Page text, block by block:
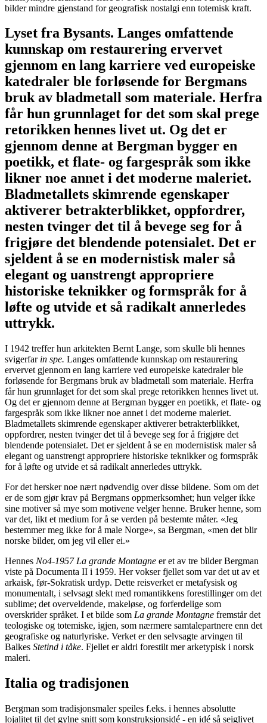
bilder mindre gjenstand for geografisk nostalgi enn totemisk kraft.
Lyset fra Bysants. Langes omfattende
kunnskap om restaurering ervervet
gjennom en lang karriere ved europeiske
katedraler ble forløsende for Bergmans
bruk av bladmetall som materiale. Herfra
får hun grunnlaget for det som skal prege
retorikken hennes livet ut. Og det er
gjennom denne at Bergman bygger en
poetikk, et flate- og fargespråk som ikke
likner noe annet i det moderne maleriet.
Bladmetallets skimrende egenskaper
aktiverer betrakterblikket, oppfordrer,
nesten tvinger det til å bevege seg for å
frigjøre det blendende potensialet. Det er
sjeldent å se en modernistisk maler så
elegant og uanstrengt appropriere
historiske teknikker og formspråk for å
løfte og utvide et så radikalt annerledes
uttrykk.
I 1942 treffer hun arkitekten Bernt Lange, som skulle bli hennes
svigerfar in spe. Langes omfattende kunnskap om restaurering
ervervet gjennom en lang karriere ved europeiske katedraler ble
forløsende for Bergmans bruk av bladmetall som materiale. Herfra
får hun grunnlaget for det som skal prege retorikken hennes livet ut.
Og det er gjennom denne at Bergman bygger en poetikk, et flate- og
fargespråk som ikke likner noe annet i det moderne maleriet.
Bladmetallets skimrende egenskaper aktiverer betrakterblikket,
oppfordrer, nesten tvinger det til å bevege seg for å frigjøre det
blendende potensialet. Det er sjeldent å se en modernistisk maler så
elegant og uanstrengt appropriere historiske teknikker og formspråk
for å løfte og utvide et så radikalt annerledes uttrykk.
For det hersker noe nært nødvendig over disse bildene. Som om det
er de som gjør krav på Bergmans oppmerksomhet; hun velger ikke
sine motiver så mye som motivene velger henne. Bruker henne, som
var det, likt et medium for å se verden på bestemte måter. «Jeg
bestemmer meg ikke for å male Norge», sa Bergman, «men det blir
norske bilder, om jeg vil eller ei.»
Hennes No4-1957 La grande Montagne er et av tre bilder Bergman
viste på Documenta II i 1959. Her vokser fjellet som var det ut av et
arkaisk, før-Sokratisk urdyp. Dette reisverket er metafysisk og
monumentalt, i selvsagt slekt med romantikkens forestillinger om det
sublime; det overveldende, makeløse, og forferdelige som
overskrider språket. I et bilde som La grande Montagne fremstår det
teologiske og totemiske, igjen, som nærmere samtalepartnere enn det
geografiske og naturlyriske. Verket er den selvsagte arvingen til
Balkes Stetind i tåke. Fjellet er aldri forestilt mer arketypisk i norsk
maleri.
Italia og tradisjonen
Bergman som tradisjonsmaler speiles f.eks. i hennes absolutte
lojalitet til det gylne snitt som konstruksjonsidé - en idé så seiglivet